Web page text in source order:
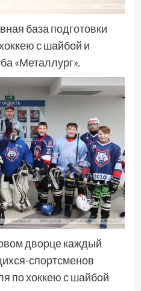
база подготовки
с шайбой и
«Металлург».
дворце каждый
спортсменов
по хоккею с шайбой